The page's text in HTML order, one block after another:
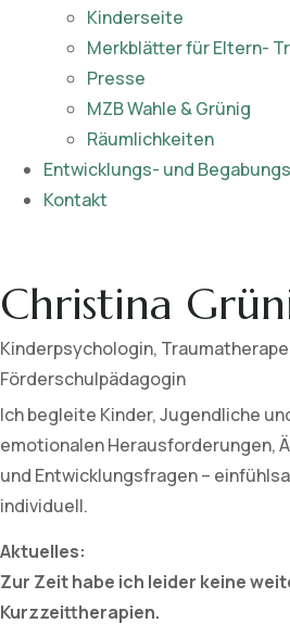
Kinderseite
Merkblätter für Eltern-
Presse
MZB Wahle & Grünig
Räumlichkeiten
Entwicklungs- und
Kontakt
Christina
Kinderpsychologin,
Förderschulpädagogin
Ich begleite Kinder, Jugendliche
emotionalen Herausforderungen,
und Entwicklungsfragen –
individuell.
Aktuelles:
Zur Zeit habe ich leider keine
Kurzzeittherapien.